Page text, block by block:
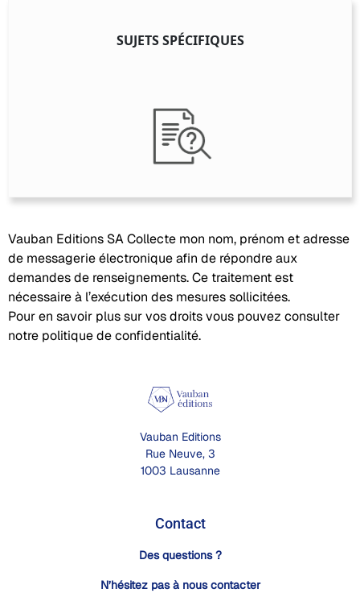
SUJETS SPÉCIFIQUES
Vauban Editions SA Collecte mon nom, prénom et adresse
de messagerie électronique afin de répondre aux
demandes de renseignements. Ce traitement est
nécessaire à l’exécution des mesures sollicitées.
Pour en savoir plus sur vos droits vous pouvez consulter
notre politique de confidentialité.
Vauban Editions
Rue Neuve, 3
1003 Lausanne
Contact
Des questions ?
N’hésitez pas à nous contacter